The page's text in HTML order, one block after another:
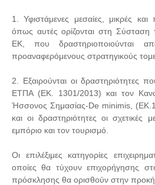
1. Υφιστάμενες μεσαίες, μικρές και
όπως αυτές ορίζονται στη
ΕΚ, που δραστηριοποιούνται
προαναφερόμενους στρατηγικούς
2. Εξαιρούνται οι δραστηριότητες
ΕΤΠΑ (ΕΚ. 1301/2013) και τον
Ήσσονος Σημασίας-De minimis,
και οι δραστηριότητες οι σχετικές
εμπόριο και τον τουρισμό.
Οι επιλέξιμες κατηγορίες
οποίες θα τύχουν επιχορήγησης
πρόσκλησης θα ορισθούν στην